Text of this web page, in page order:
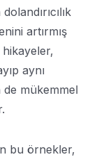
artırmış
hikayeler,
aynı
de mükemmel
bu örnekler,